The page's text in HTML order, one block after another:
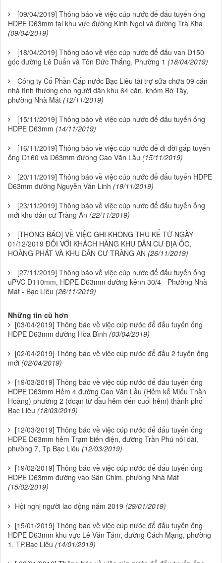
[09/04/2019] Thông báo về việc cúp nước để đấu tuyến ống
HDPE D63mm tại khu vực đường Kinh Ngoi và đường Trà Kha
(09/04/2019)
[18/04/2019] Thông báo về việc cúp nước để đấu van D150
góc đường Lê Duẩn và Tôn Đức Thắng, Phường 1 (18/04/2019)
Công ty Cổ Phần Cấp nước Bạc Liêu tài trợ sửa chữa 09 căn
nhà tình thương cho người dân khu 64 căn, khóm Bờ Tây,
phường Nhà Mát (12/11/2019)
[15/11/2019] Thông báo về việc cúp nước để đấu tuyến ống
HDPE D63mm (14/11/2019)
[16/11/2019] Thông báo về việc cúp nước để di dời gấp tuyến
ống D160 và D63mm đường Cao Văn Lầu (15/11/2019)
[20/11/2019] Thông báo về việc cúp nước để đấu tuyến HDPE
D63mm đường Nguyễn Văn Linh (19/11/2019)
[23/11/2019] Thông báo về việc cúp nước để đấu tuyến ống
mới khu dân cư Tràng An (22/11/2019)
[THÔNG BÁO] VỀ VIỆC GHI KHÔNG THU KỂ TỪ NGÀY
01/12/2019 ĐỐI VỚI KHÁCH HÀNG KHU DÂN CƯ ĐỊA ỐC,
HOÀNG PHÁT VÀ KHU DÂN CƯ TRÀNG AN (26/11/2019)
[27/11/2019] Thông báo về việc cúp nước để đấu tuyến ống
uPVC D110mm, HDPE D63mm đường kênh 30/4 - Phường Nhà
Mát - Bạc Liêu (26/11/2019)
Những tin cũ hơn
[03/04/2019] Thông báo về việc cúp nước để đấu tuyến ống
HDPE D63mm đường Hòa Bình (03/04/2019)
[02/04/2019] Thông báo về việc cúp nước để đấu 2 tuyến ống
mới (02/04/2019)
[19/03/2019] Thông báo về việc cúp nước để đấu tuyến ống
HDPE D63mm Hẻm 4 đường Cao Văn Lầu (Hẻm kế Miếu Thần
Hoàng) phường 2 (đoạn từ đầu hẻm đến cuối hẻm) thành phố
Bạc Liêu (18/03/2019)
[12/03/2019] Thông báo về việc cúp nước để đấu tuyến ống
HDPE D63mm hẻm Trạm biến điện, đường Trần Phú nối dài,
phường 7, Tp Bạc Liêu (12/03/2019)
[19/02/2019] Thông báo về việc cúp nước để đấu tuyến ống
HDPE D63mm đường vào Sân Chim, phường Nhà Mát
(15/02/2019)
Hội nghị người lao động năm 2019 (29/01/2019)
[15/01/2019] Thông báo về việc cúp nước để đấu tuyến ống
HDPE D63mm khu vực Lê Văn Tám, đường Cách Mạng, phường
1, TP.Bạc Liêu (14/01/2019)